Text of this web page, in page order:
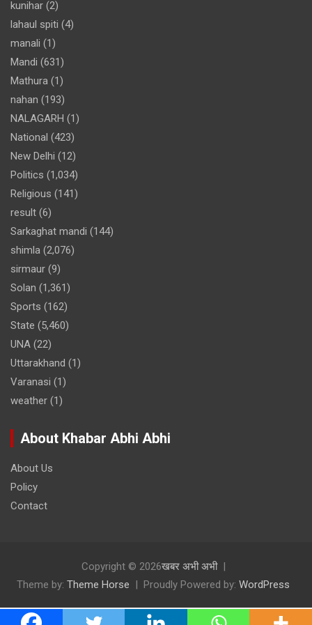
kunihar (2)
lahaul spiti (4)
manali (1)
Mandi (631)
Mathura (1)
nahan (193)
NALAGARH (1)
National (423)
New Delhi (12)
Politics (1,034)
Religious (141)
result (6)
Sarkaghat mandi (144)
shimla (2,076)
sirmaur (9)
Solan (1,361)
Sports (162)
State (5,460)
UNA (22)
Uttarakhand (1)
Varanasi (1)
weather (1)
About Khabar Abhi Abhi
About Us
Policy
Contact
Copyright © 2026खबर अभी अभी
Theme by: Theme Horse Proudly Powered by: WordPress